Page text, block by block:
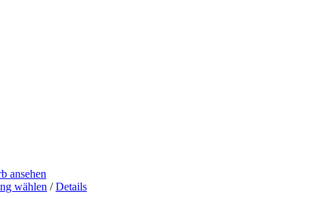
ansehen
wählen Dieses
/ Details